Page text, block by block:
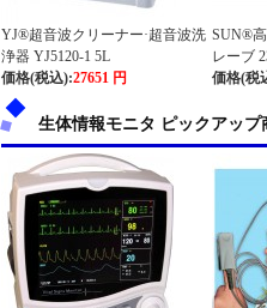
YJ®超音波クリーナー·超音波洗
浄器 YJ5120-1 5L
価格(税込):27651 円
SUN®
レーブ
価格(税
生体情報モニタ ピックアップ